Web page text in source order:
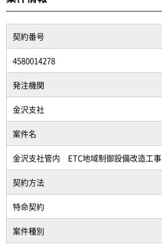
契約番号
4580014278
発注機関
金沢支社
案件名
金沢支社管内 ETC地域制御設備改造工事
契約方法
特命契約
案件種別